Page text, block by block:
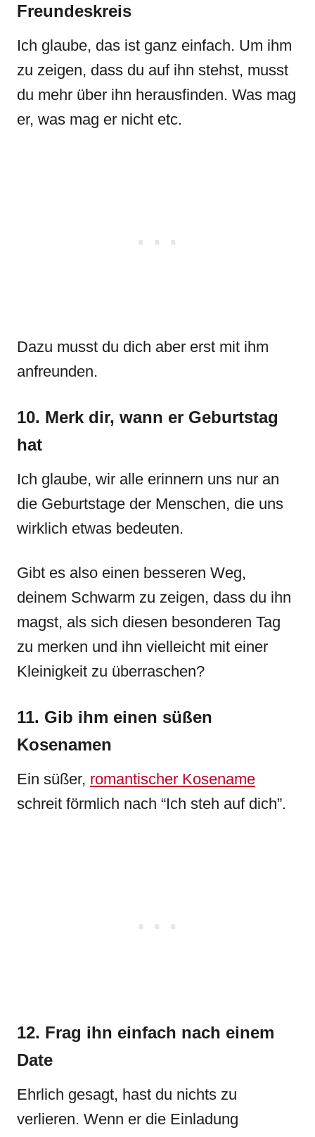
Freundeskreis
Ich glaube, das ist ganz einfach. Um ihm
zu zeigen, dass du auf ihn stehst, musst
du mehr über ihn herausfinden. Was mag
er, was mag er nicht etc.
Dazu musst du dich aber erst mit ihm
anfreunden.
10. Merk dir, wann er Geburtstag
hat
Ich glaube, wir alle erinnern uns nur an
die Geburtstage der Menschen, die uns
wirklich etwas bedeuten.
Gibt es also einen besseren Weg,
deinem Schwarm zu zeigen, dass du ihn
magst, als sich diesen besonderen Tag
zu merken und ihn vielleicht mit einer
Kleinigkeit zu überraschen?
11. Gib ihm einen süßen
Kosenamen
Ein süßer, romantischer Kosename
schreit förmlich nach “Ich steh auf dich”.
12. Frag ihn einfach nach einem
Date
Ehrlich gesagt, hast du nichts zu
verlieren. Wenn er die Einladung